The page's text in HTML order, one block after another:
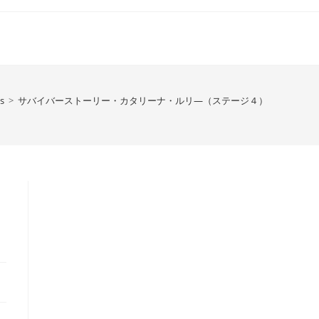
> サバイバーストーリー・カタリーナ・ルリ―（ステージ４）